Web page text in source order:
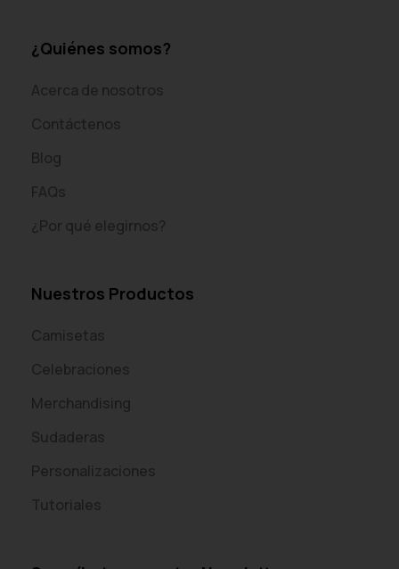
¿Quiénes somos?
Acerca de nosotros
Contáctenos
Blog
FAQs
¿Por qué elegirnos?
Nuestros Productos
Camisetas
Celebraciones
Merchandising
Sudaderas
Personalizaciones
Tutoriales